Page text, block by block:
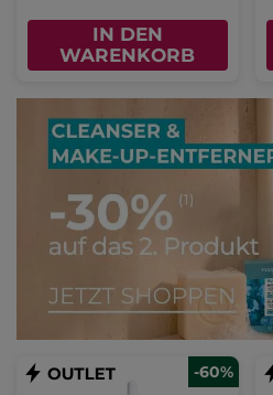
IN DEN
WARENKORB
-60%